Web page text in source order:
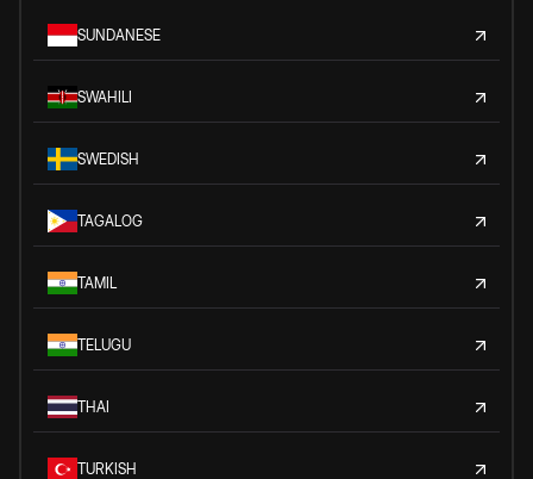
SUNDANESE
SWAHILI
SWEDISH
TAGALOG
TAMIL
TELUGU
THAI
TURKISH